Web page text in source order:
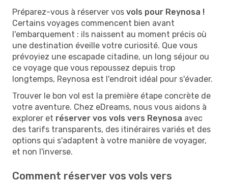
Préparez-vous à réserver vos vols pour Reynosa !
Certains voyages commencent bien avant
l'embarquement : ils naissent au moment précis où
une destination éveille votre curiosité. Que vous
prévoyiez une escapade citadine, un long séjour ou
ce voyage que vous repoussez depuis trop
longtemps, Reynosa est l'endroit idéal pour s'évader.
Trouver le bon vol est la première étape concrète de
votre aventure. Chez eDreams, nous vous aidons à
explorer et réserver vos vols vers Reynosa avec
des tarifs transparents, des itinéraires variés et des
options qui s'adaptent à votre manière de voyager,
et non l'inverse.
Comment réserver vos vols vers